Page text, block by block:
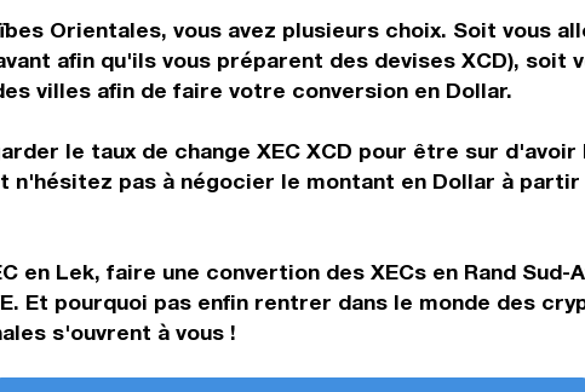
Orientales, vous avez plusieurs choix. Soit vous
afin qu'ils vous préparent des devises XCD), soit
villes afin de faire votre conversion en Dollar.
le taux de change XEC XCD pour être sur
pas à négocier le montant en Dollar à
en Lek, faire une convertion des XECs en Rand
Et pourquoi pas enfin rentrer dans le monde des
s'ouvrent à vous !